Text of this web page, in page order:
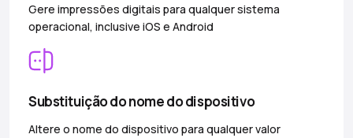
Gere impressões digitais para qualquer sistema
operacional, inclusive iOS e Android
Substituição do nome do dispositivo
Altere o nome do dispositivo para qualquer valor